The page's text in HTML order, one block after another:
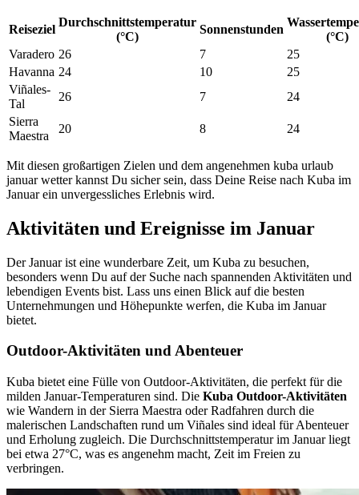
Reiseziel
Durchschnittstemperatur
(°C)
Sonnenstunden
(°C)
Varadero 26 7
25
Havanna 24 10
25
Viñales-
Tal
26 7
24
Sierra
Maestra
20 8 24
Mit diesen großartigen Zielen und dem angenehmen kuba urlaub
januar wetter kannst Du sicher sein, dass Deine Reise nach Kuba im
Januar ein unvergessliches Erlebnis wird.
Aktivitäten und Ereignisse im Januar
Der Januar ist eine wunderbare Zeit, um Kuba zu besuchen,
besonders wenn Du auf der Suche nach spannenden Aktivitäten und
lebendigen Events bist. Lass uns einen Blick auf die besten
Unternehmungen und Höhepunkte werfen, die Kuba im Januar
bietet.
Outdoor-Aktivitäten und Abenteuer
Kuba bietet eine Fülle von Outdoor-Aktivitäten, die perfekt für die
milden Januar-Temperaturen sind. Die Kuba Outdoor-Aktivitäten
wie Wandern in der Sierra Maestra oder Radfahren durch die
malerischen Landschaften rund um Viñales sind ideal für Abenteuer
und Erholung zugleich. Die Durchschnittstemperatur im Januar liegt
bei etwa 27°C, was es angenehm macht, Zeit im Freien zu
verbringen.